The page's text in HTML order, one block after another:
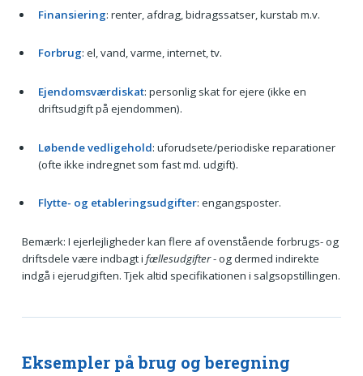
Finansiering: renter, afdrag, bidragssatser, kurstab m.v.
Forbrug: el, vand, varme, internet, tv.
Ejendomsværdiskat: personlig skat for ejere (ikke en
driftsudgift på ejendommen).
Løbende vedligehold: uforudsete/periodiske reparationer
(ofte ikke indregnet som fast md. udgift).
Flytte- og etableringsudgifter: engangsposter.
Bemærk: I ejerlejligheder kan flere af ovenstående forbrugs- og
driftsdele være indbagt i fællesudgifter- og dermed indirekte
indgå i ejerudgiften. Tjek altid specifikationen i salgsopstillingen.
Eksempler på brug og beregning